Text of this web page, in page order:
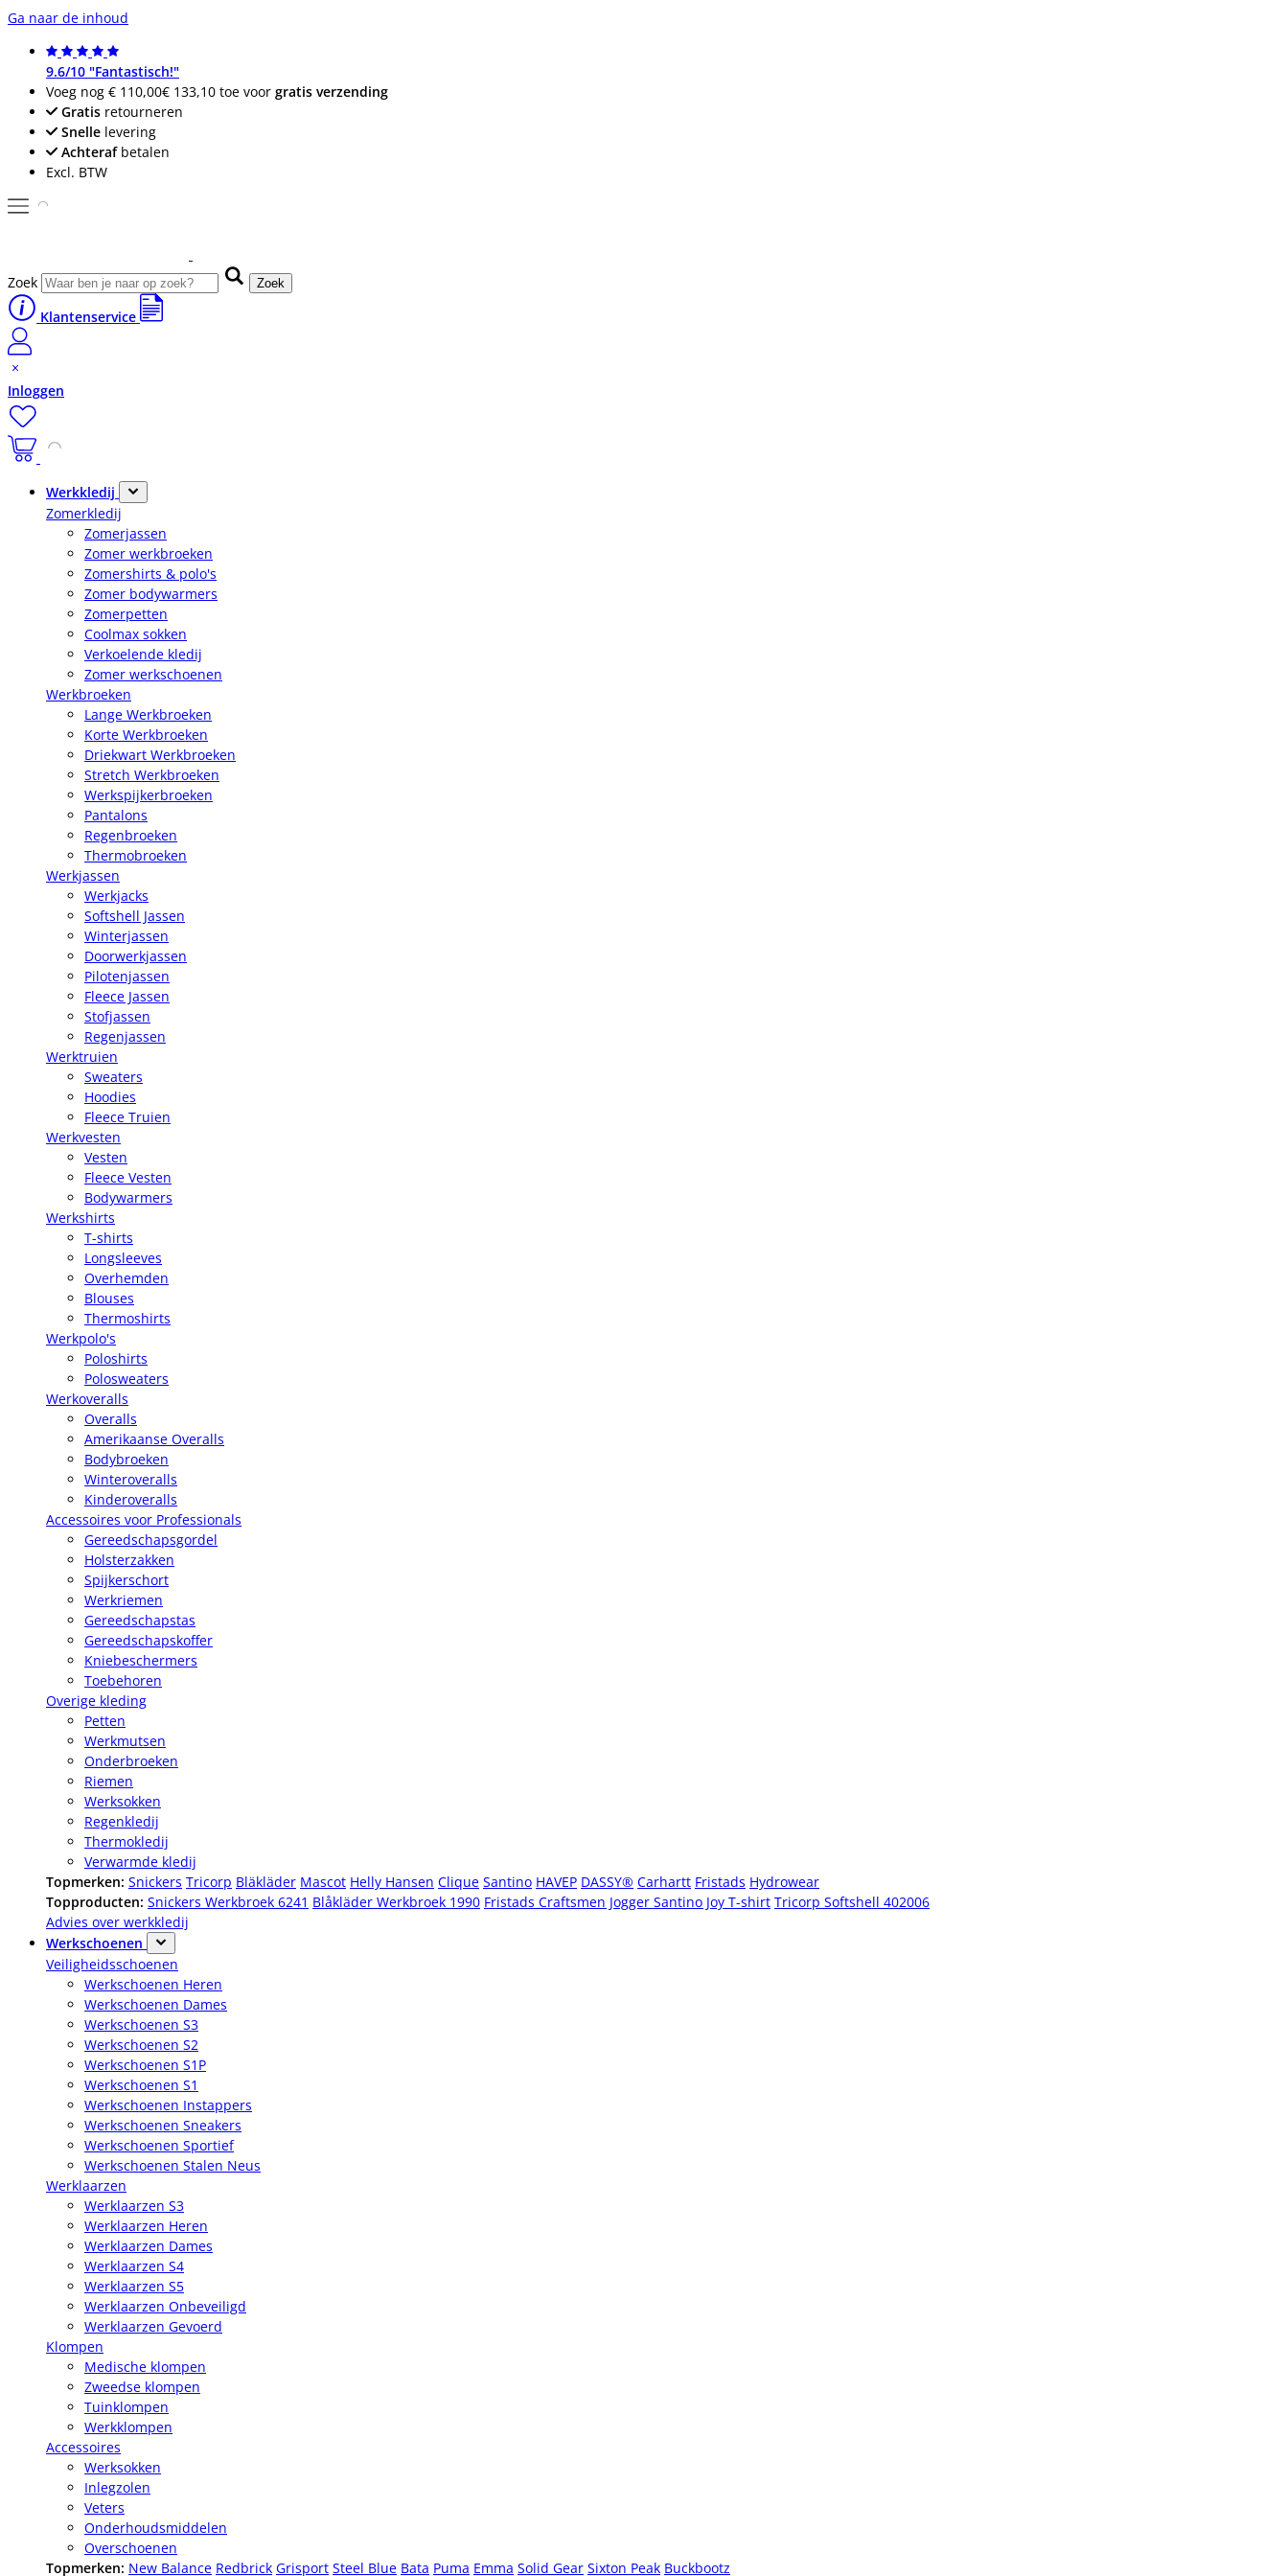
Ga naar de inhoud
9.6/10 "Fantastisch!"
Voeg nog € 110,00€ 133,10 toe voor gratis verzending
Gratis retourneren
Snelle levering
Achterafbetalen
Excl. BTW
Zoek Zoek
Klantenservice
Inloggen
Werkkledij
Zomerkledij
Zomerjassen
Zomer werkbroeken
Zomershirts & polo's
Zomer bodywarmers
Zomerpetten
Coolmax sokken
Verkoelende kledij
Zomer werkschoenen
Werkbroeken
Lange Werkbroeken
Korte Werkbroeken
Driekwart Werkbroeken
Stretch Werkbroeken
Werkspijkerbroeken
Pantalons
Regenbroeken
Thermobroeken
Werkjassen
Werkjacks
Softshell Jassen
Winterjassen
Doorwerkjassen
Pilotenjassen
Fleece Jassen
Stofjassen
Regenjassen
Werktruien
Sweaters
Hoodies
Fleece Truien
Werkvesten
Vesten
Fleece Vesten
Bodywarmers
Werkshirts
T-shirts
Longsleeves
Overhemden
Blouses
Thermoshirts
Werkpolo's
Poloshirts
Polosweaters
Werkoveralls
Overalls
Amerikaanse Overalls
Bodybroeken
Winteroveralls
Kinderoveralls
Accessoires voor Professionals
Gereedschapsgordel
Holsterzakken
Spijkerschort
Werkriemen
Gereedschapstas
Gereedschapskoffer
Kniebeschermers
Toebehoren
Overige kleding
Petten
Werkmutsen
Onderbroeken
Riemen
Werksokken
Regenkledij
Thermokledij
Verwarmde kledij
Topmerken: Snickers Tricorp Bläkläder Mascot Helly Hansen Clique Santino HAVEP DASSY® Carhartt Fristads Hydrowear
Topproducten: Snickers Werkbroek 6241 Blåkläder Werkbroek 1990 Fristads Craftsmen Jogger Santino Joy T-shirt Tricorp Softshell 402006
Advies over werkkledij
Werkschoenen
Veiligheidsschoenen
Werkschoenen Heren
Werkschoenen Dames
Werkschoenen S3
Werkschoenen S2
Werkschoenen S1P
Werkschoenen S1
Werkschoenen Instappers
Werkschoenen Sneakers
Werkschoenen Sportief
Werkschoenen Stalen Neus
Werklaarzen
Werklaarzen S3
Werklaarzen Heren
Werklaarzen Dames
Werklaarzen S4
Werklaarzen S5
Werklaarzen Onbeveiligd
Werklaarzen Gevoerd
Klompen
Medische klompen
Zweedse klompen
Tuinklompen
Werkklompen
Accessoires
Werksokken
Inlegzolen
Veters
Onderhoudsmiddelen
Overschoenen
Topmerken: New Balance Redbrick Grisport Steel Blue Bata Puma Emma Solid Gear Sixton Peak Buckbootz